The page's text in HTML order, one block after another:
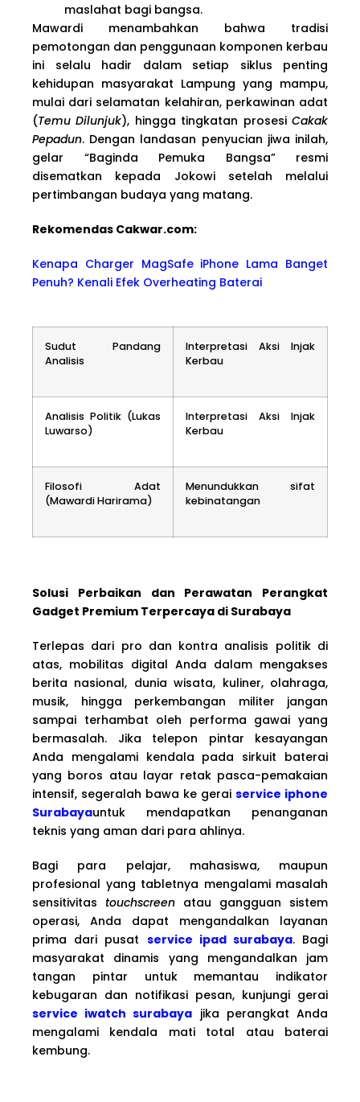
maslahat bagi bangsa.
Mawardi menambahkan bahwa tradisi
pemotongan dan penggunaan komponen kerbau
ini selalu hadir dalam setiap siklus penting
kehidupan masyarakat Lampung yang mampu,
mulai dari selamatan kelahiran, perkawinan adat
(Temu Dilunjuk), hingga tingkatan prosesiCakak
Pepadun. Dengan landasan penyucian jiwa inilah,
gelar “Baginda Pemuka Bangsa” resmi
disematkan kepada Jokowi setelah melalui
pertimbangan budaya yang matang.
Rekomendas Cakwar.com:
Kenapa Charger MagSafe iPhone Lama Banget
Penuh? Kenali Efek Overheating Baterai
Sudut Pandang
Analisis
Interpretasi Aksi Injak
Kerbau
Analisis Politik (Lukas
Luwarso)
Interpretasi Aksi Injak
Kerbau
Filosofi Adat
(Mawardi Harirama)
Menundukkan sifat
kebinatangan
Solusi Perbaikan dan Perawatan Perangkat
Gadget Premium Terpercaya di Surabaya
Terlepas dari pro dan kontra analisis politik di
atas, mobilitas digital Anda dalam mengakses
berita nasional, dunia wisata, kuliner, olahraga,
musik, hingga perkembangan militer jangan
sampai terhambat oleh performa gawai yang
bermasalah. Jika telepon pintar kesayangan
Anda mengalami kendala pada sirkuit baterai
yang boros atau layar retak pasca-pemakaian
intensif, segeralah bawa ke gerai service iphone
Surabayauntuk mendapatkan penanganan
teknis yang aman dari para ahlinya.
Bagi para pelajar, mahasiswa, maupun
profesional yang tabletnya mengalami masalah
sensitivitas touchscreen atau gangguan sistem
operasi, Anda dapat mengandalkan layanan
prima dari pusat service ipad surabaya. Bagi
masyarakat dinamis yang mengandalkan jam
tangan pintar untuk memantau indikator
kebugaran dan notifikasi pesan, kunjungi gerai
service iwatch surabaya jika perangkat Anda
mengalami kendala mati total atau baterai
kembung.